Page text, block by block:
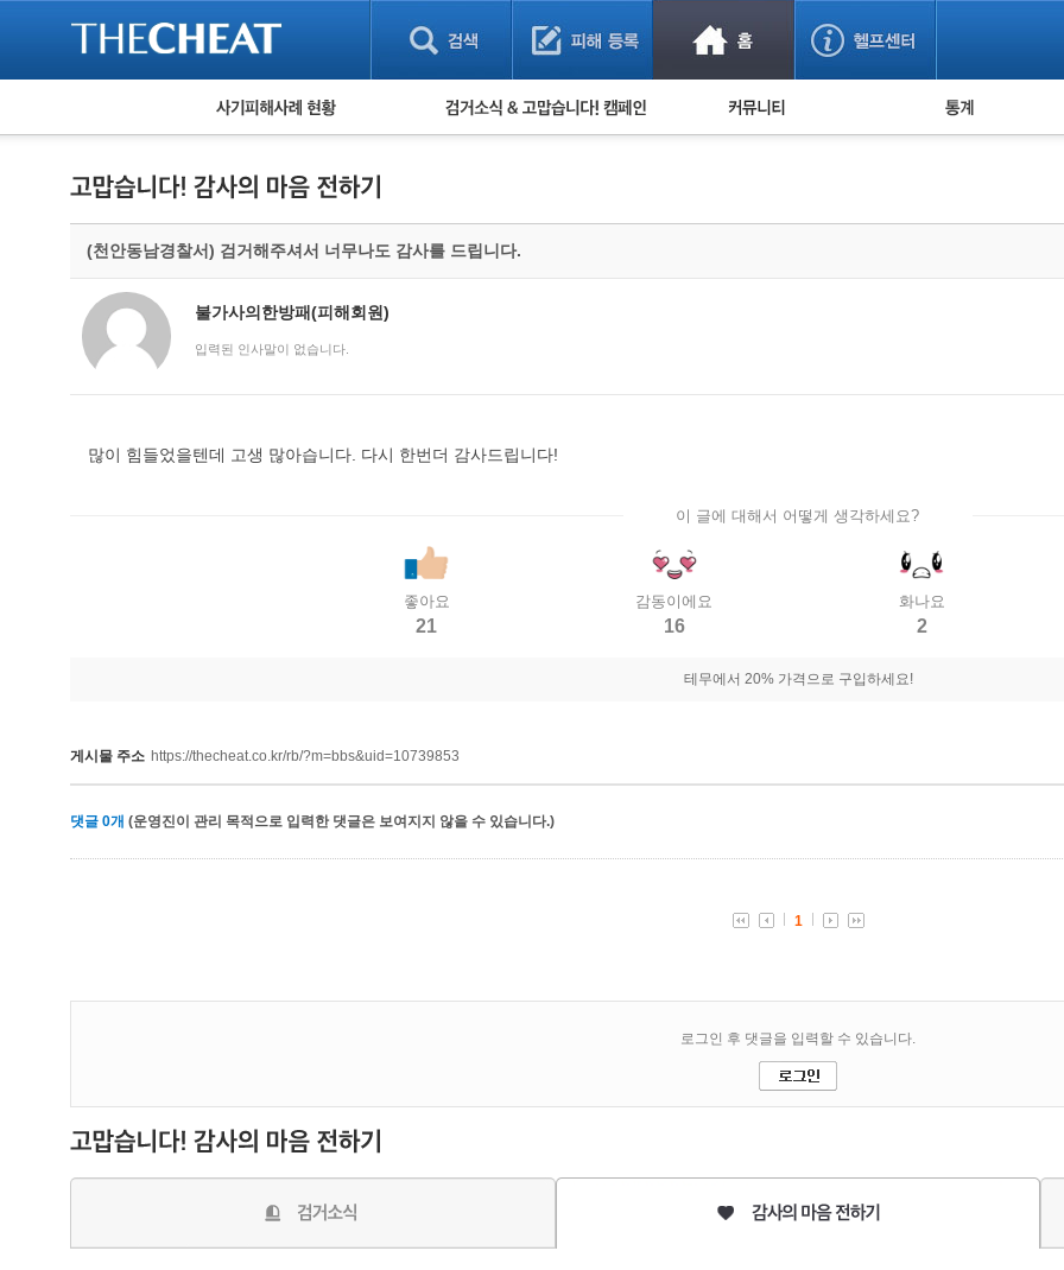
피해사례 현황
게임 · 비실물 피해사례
보이스피싱 피해사례
유해사이트 목록
비공개 피해사례
워킹홀리데이 피해사례
검거 소식 사기 예방했어요! 누적 피해사례 통계
(천안동남경찰서) 검거해주셔서 너무나도 감사를 드립니다.
불가사의한방패(피해회원)
입력된 인사말이 없습니다.
많이 힘들었을텐데 고생 많아습니다. 다시 한번더 감사드립니다!
이 글에 대해서 어떻게 생각하세요?
좋아요
21
감동이에요
16
화나요
2
테무에서 20% 가격으로 구입하세요!
게시물 주소 https://thecheat.co.kr/rb/?m=bbs&uid=10739853
댓글 0개 (운영진이 관리 목적으로 입력한 댓글은 보여지지 않을 수 있습니다.)